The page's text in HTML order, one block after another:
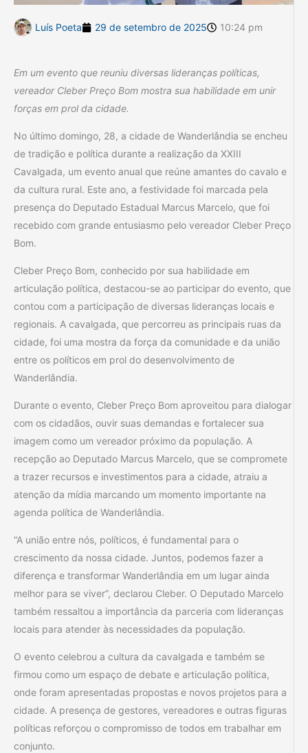
Luís Poeta 29 de setembro de 2025 10:24 pm
Em um evento que reuniu diversas lideranças políticas,
vereador Cleber Preço Bom mostra sua habilidade em unir
forças em prol da cidade.
No último domingo, 28, a cidade de Wanderlândia se encheu
de tradição e política durante a realização da XXIII
Cavalgada, um evento anual que reúne amantes do cavalo e
da cultura rural. Este ano, a festividade foi marcada pela
presença do Deputado Estadual Marcus Marcelo, que foi
recebido com grande entusiasmo pelo vereador Cleber Preço
Bom.
Cleber Preço Bom, conhecido por sua habilidade em
articulação política, destacou-se ao participar do evento, que
contou com a participação de diversas lideranças locais e
regionais. A cavalgada, que percorreu as principais ruas da
cidade, foi uma mostra da força da comunidade e da união
entre os políticos em prol do desenvolvimento de
Wanderlândia.
Durante o evento, Cleber Preço Bom aproveitou para dialogar
com os cidadãos, ouvir suas demandas e fortalecer sua
imagem como um vereador próximo da população. A
recepção ao Deputado Marcus Marcelo, que se compromete
a trazer recursos e investimentos para a cidade, atraiu a
atenção da mídia marcando um momento importante na
agenda política de Wanderlândia.
“A união entre nós, políticos, é fundamental para o
crescimento da nossa cidade. Juntos, podemos fazer a
diferença e transformar Wanderlândia em um lugar ainda
melhor para se viver”, declarou Cleber. O Deputado Marcelo
também ressaltou a importância da parceria com lideranças
locais para atender às necessidades da população.
O evento celebrou a cultura da cavalgada e também se
firmou como um espaço de debate e articulação política,
onde foram apresentadas propostas e novos projetos para a
cidade. A presença de gestores, vereadores e outras figuras
políticas reforçou o compromisso de todos em trabalhar em
conjunto.